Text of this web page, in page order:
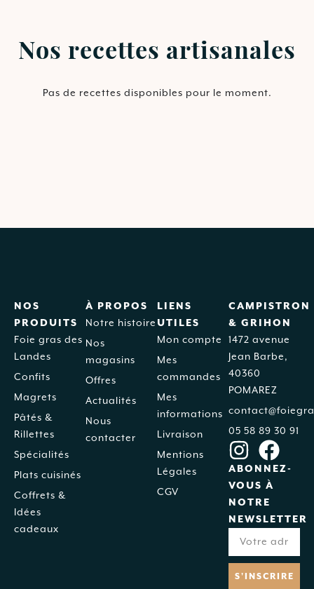
Nos recettes artisanales
Pas de recettes disponibles pour le moment.
NOS
PRODUITS
Foie gras des
Landes
Confits
Magrets
Pâtés &
Rillettes
Spécialités
Plats cuisinés
Coffrets &
Idées
cadeaux
À PROPOS
Notre histoire
Nos
magasins
Offres
Actualités
Nous
contacter
LIENS
UTILES
Mon compte
Mes
commandes
Mes
informations
Livraison
Mentions
Légales
CGV
CAMPISTRON
& GRIHON
1472 avenue
Jean Barbe,
40360
POMAREZ
05 58 89 30 91
ABONNEZ-
VOUS À
NOTRE
NEWSLETTER
S'INSCRIRE